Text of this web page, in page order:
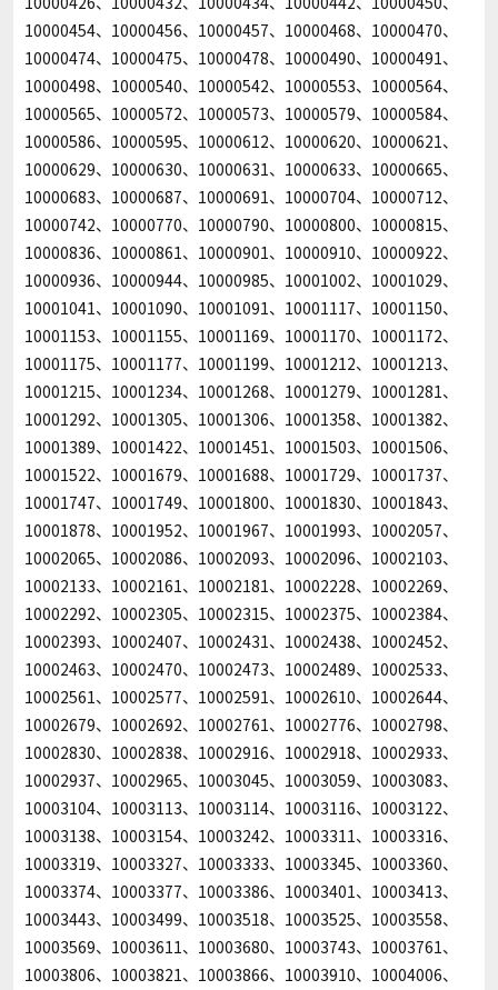
10000454、10000456、10000457、10000468、10000470、
10000474、10000475、10000478、10000490、10000491、
10000498、10000540、10000542、10000553、10000564、
10000565、10000572、10000573、10000579、10000584、
10000586、10000595、10000612、10000620、10000621、
10000629、10000630、10000631、10000633、10000665、
10000683、10000687、10000691、10000704、10000712、
10000742、10000770、10000790、10000800、10000815、
10000836、10000861、10000901、10000910、10000922、
10000936、10000944、10000985、10001002、10001029、
10001041、10001090、10001091、10001117、10001150、
10001153、10001155、10001169、10001170、10001172、
10001175、10001177、10001199、10001212、10001213、
10001215、10001234、10001268、10001279、10001281、
10001292、10001305、10001306、10001358、10001382、
10001389、10001422、10001451、10001503、10001506、
10001522、10001679、10001688、10001729、10001737、
10001747、10001749、10001800、10001830、10001843、
10001878、10001952、10001967、10001993、10002057、
10002065、10002086、10002093、10002096、10002103、
10002133、10002161、10002181、10002228、10002269、
10002292、10002305、10002315、10002375、10002384、
10002393、10002407、10002431、10002438、10002452、
10002463、10002470、10002473、10002489、10002533、
10002561、10002577、10002591、10002610、10002644、
10002679、10002692、10002761、10002776、10002798、
10002830、10002838、10002916、10002918、10002933、
10002937、10002965、10003045、10003059、10003083、
10003104、10003113、10003114、10003116、10003122、
10003138、10003154、10003242、10003311、10003316、
10003319、10003327、10003333、10003345、10003360、
10003374、10003377、10003386、10003401、10003413、
10003443、10003499、10003518、10003525、10003558、
10003569、10003611、10003680、10003743、10003761、
10003806、10003821、10003866、10003910、10004006、